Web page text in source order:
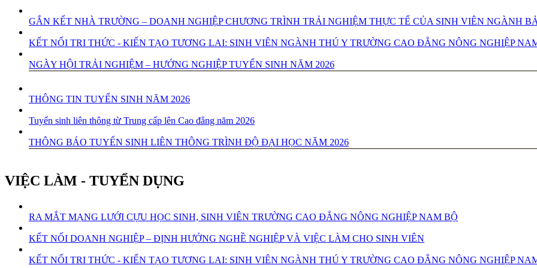
GẮN KẾT NHÀ TRƯỜNG – DOANH NGHIỆP CHƯƠNG TRÌNH TRẢI NGHIỆM THỰC TẾ CỦA SINH VIÊN NGÀNH
KẾT NỐI TRI THỨC - KIẾN TẠO TƯƠNG LAI: SINH VIÊN NGÀNH THÚ Y TRƯỜNG CAO ĐẲNG NÔNG NGHIỆP
NGÀY HỘI TRẢI NGHIỆM – HƯỚNG NGHIỆP TUYỂN SINH NĂM 2026
THÔNG TIN TUYỂN SINH NĂM 2026
Tuyển sinh liên thông từ Trung cấp lên Cao đẳng năm 2026
THÔNG BÁO TUYỂN SINH LIÊN THÔNG TRÌNH ĐỘ ĐẠI HỌC NĂM 2026
VIỆC LÀM - TUYỂN DỤNG
RA MẮT MẠNG LƯỚI CỰU HỌC SINH, SINH VIÊN TRƯỜNG CAO ĐẲNG NÔNG NGHIỆP NAM BỘ
KẾT NỐI DOANH NGHIỆP – ĐỊNH HƯỚNG NGHỀ NGHIỆP VÀ VIỆC LÀM CHO SINH VIÊN
KẾT NỐI TRI THỨC - KIẾN TẠO TƯƠNG LAI: SINH VIÊN NGÀNH THÚ Y TRƯỜNG CAO ĐẲNG NÔNG NGHIỆP